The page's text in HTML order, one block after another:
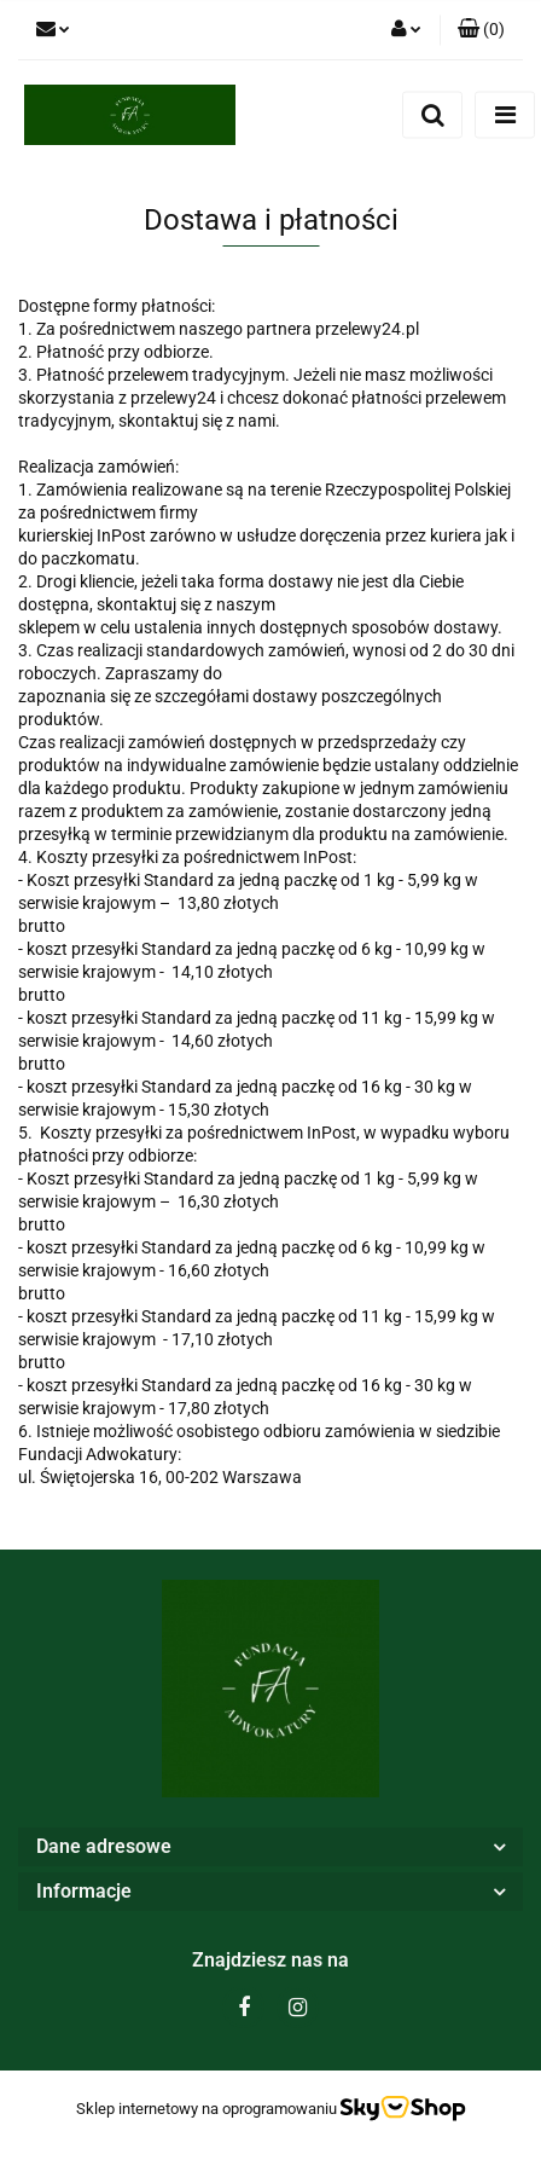
(0)
Dostawa i płatności
Dostępne formy płatności:
1. Za pośrednictwem naszego partnera przelewy24.pl
2. Płatność przy odbiorze.
3. Płatność przelewem tradycyjnym. Jeżeli nie masz możliwości
skorzystania z przelewy24 i chcesz dokonać płatności przelewem
tradycyjnym, skontaktuj się z nami.
Realizacja zamówień:
1. Zamówienia realizowane są na terenie Rzeczypospolitej Polskiej
za pośrednictwem firmy
kurierskiej InPost zarówno w usłudze doręczenia przez kuriera jak i
do paczkomatu.
2. Drogi kliencie, jeżeli taka forma dostawy nie jest dla Ciebie
dostępna, skontaktuj się z naszym
sklepem w celu ustalenia innych dostępnych sposobów dostawy.
3. Czas realizacji standardowych zamówień, wynosi od 2 do 30 dni
roboczych. Zapraszamy do
zapoznania się ze szczegółami dostawy poszczególnych
produktów.
Czas realizacji zamówień dostępnych w przedsprzedaży czy
produktów na indywidualne zamówienie będzie ustalany oddzielnie
dla każdego produktu. Produkty zakupione w jednym zamówieniu
razem z produktem za zamówienie, zostanie dostarczony jedną
przesyłką w terminie przewidzianym dla produktu na zamówienie.
4. Koszty przesyłki za pośrednictwem InPost:
- Koszt przesyłki Standard za jedną paczkę od 1 kg - 5,99 kg w
serwisie krajowym – 13,80 złotych
brutto
- koszt przesyłki Standard za jedną paczkę od 6 kg - 10,99 kg w
serwisie krajowym - 14,10 złotych
brutto
- koszt przesyłki Standard za jedną paczkę od 11 kg - 15,99 kg w
serwisie krajowym - 14,60 złotych
brutto
- koszt przesyłki Standard za jedną paczkę od 16 kg - 30 kg w
serwisie krajowym - 15,30 złotych
5. Koszty przesyłki za pośrednictwem InPost, w wypadku wyboru
płatności przy odbiorze:
- Koszt przesyłki Standard za jedną paczkę od 1 kg - 5,99 kg w
serwisie krajowym – 16,30 złotych
brutto
- koszt przesyłki Standard za jedną paczkę od 6 kg - 10,99 kg w
serwisie krajowym - 16,60 złotych
brutto
- koszt przesyłki Standard za jedną paczkę od 11 kg - 15,99 kg w
serwisie krajowym - 17,10 złotych
brutto
- koszt przesyłki Standard za jedną paczkę od 16 kg - 30 kg w
serwisie krajowym - 17,80 złotych
6. Istnieje możliwość osobistego odbioru zamówienia w siedzibie
Fundacji Adwokatury:
ul. Świętojerska 16, 00-202 Warszawa
Dane adresowe
Informacje
Znajdziesz nas na
Sklep internetowy na oprogramowaniu